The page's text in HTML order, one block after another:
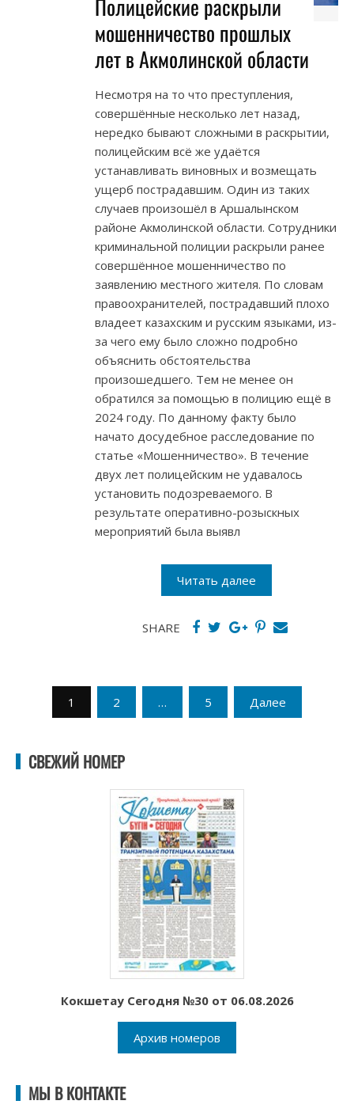
Полицейские раскрыли
мошенничество прошлых
лет в Акмолинской области
Несмотря на то что преступления,
совершённые несколько лет назад,
нередко бывают сложными в раскрытии,
полицейским всё же удаётся
устанавливать виновных и возмещать
ущерб пострадавшим. Один из таких
случаев произошёл в Аршалынском
районе Акмолинской области. Сотрудники
криминальной полиции раскрыли ранее
совершённое мошенничество по
заявлению местного жителя. По словам
правоохранителей, пострадавший плохо
владеет казахским и русским языками, из-
за чего ему было сложно подробно
объяснить обстоятельства
произошедшего. Тем не менее он
обратился за помощью в полицию ещё в
2024 году. По данному факту было
начато досудебное расследование по
статье «Мошенничество». В течение
двух лет полицейским не удавалось
установить подозреваемого. В
результате оперативно-розыскных
мероприятий была выявл
Читать далее
SHARE
Пагинация
записей
1 2 … 5 Далее
СВЕЖИЙ НОМЕР
Кокшетау Сегодня №30 от 06.08.2026
Архив номеров
МЫ В КОНТАКТЕ